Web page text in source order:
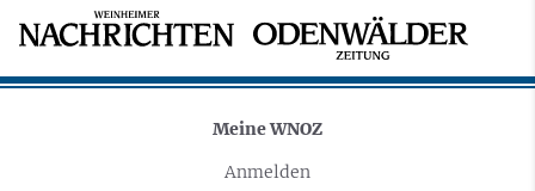
Meine WNOZ
Anmelden